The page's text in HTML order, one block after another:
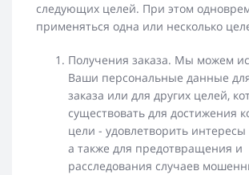
следующих целей. При этом
применяться одна или несколько
Получения заказа. Мы можем
Ваши персональные данные
заказа или для других целей,
существовать для достижения
цели - удовлетворить интересы
а также для предотвращения и
расследования случаев